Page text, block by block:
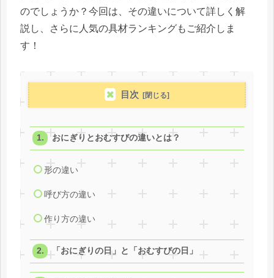
のでしょうか？今回は、その違いについて詳しく解
説し、さらに人気の具材ランキングもご紹介しま
す！
目次
おにぎりとおむすびの違いとは？
形の違い
呼び方の違い
作り方の違い
「おにぎりの日」と「おむすびの日」